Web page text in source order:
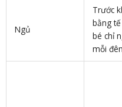
Ngủ
Trước
bằng
bé chỉ
mỗi